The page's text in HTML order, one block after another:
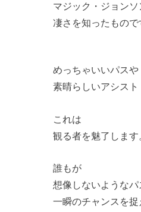
マジック・ジョンソ
凄さを知ったもので
めっちゃいいパスや
素晴らしいアシスト
これは
観る者を魅了します
誰もが
想像しないようなパ
一瞬のチャンスを捉